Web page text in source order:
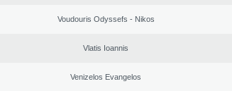
Voudouris Odyssefs - Nikos
Vlatis Ioannis
Venizelos Evangelos